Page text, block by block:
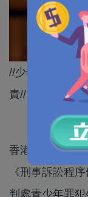
//少年犯更生固
責//
香港法學交流基
《刑事訴訟程
判處青少年罪犯